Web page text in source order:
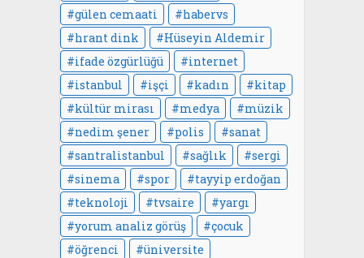
gülen cemaati
habervs
hrant dink
Hüseyin Aldemir
ifade özgürlüğü
internet
istanbul
işçi kadın
kitap
kültür mirası
medya
müzik
nedim şener
polis
sanat
santralistanbul
sağlık
sergi
sinema
spor
tayyip erdoğan
teknoloji
tvsaire
yargı
yorum analiz görüş
çocuk
öğrenci
üniversite